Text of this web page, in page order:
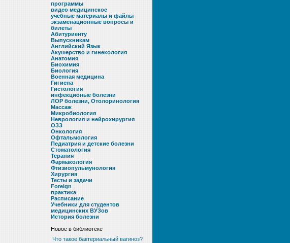
программы
видео медицинское
учебные материалы и файлы
экзаменационные вопросы и
билеты
Абитуриенту
Выпускникам
Английский Язык
Акушерство и гинекология
Анатомия
Биохимия
Биология
Военная медицина
Гигиена
Гистология
инфекционые болезни
ЛОР болезни, Отолоринология
Массаж
Микробиология
Неврология и нейрохирургия
ОЗЗ
Онкология
Офтальмология
Педиатрия и детские болезни
Стоматология
Терапия
Фармакология
Фтизиопульмунология
Хирургия
Тесты и задачи
Foreign
практика
Расписание
Учебники для студентов
медицинских ВУЗов
История болезни
Новое в библиотеке
Что такое бактериальный вагиноз?